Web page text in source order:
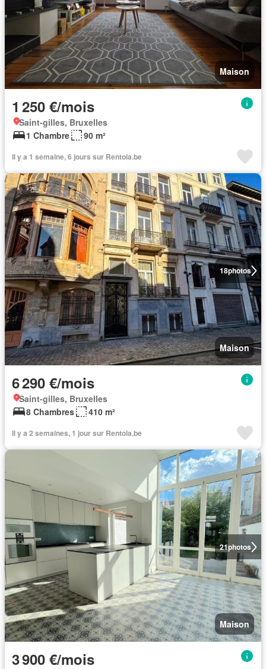
Maison
1 250 €/mois
Saint-gilles, Bruxelles
1 Chambre
90 m²
Il y a 1 semaine, 6 jours sur Rentola.be
18photos
Maison
6 290 €/mois
Saint-gilles, Bruxelles
8 Chambres
410 m²
Il y a 2 semaines, 1 jour sur Rentola.be
21photos
Maison
3 900 €/mois